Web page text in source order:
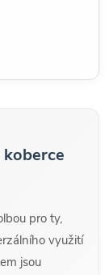
pro ty,
využití
jsou